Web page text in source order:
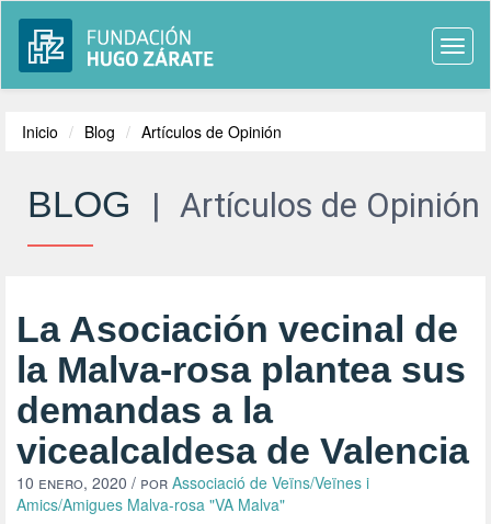
Inicio Blog Artículos de Opinión
BLOG | Artículos de Opinión
La Asociación vecinal de
la Malva-rosa plantea sus
demandas a la
vicealcaldesa de Valencia
10 enero, 2020 / por Associació de Veïns/Veïnes i
Amics/Amigues Malva-rosa "VA Malva"